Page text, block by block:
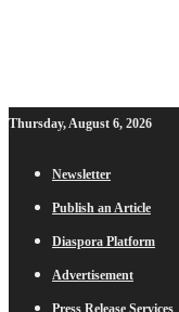
Thursday, August 6, 2026
Newsletter
Publish an Article
Diaspora Platform
Advertisement
Press Release Services